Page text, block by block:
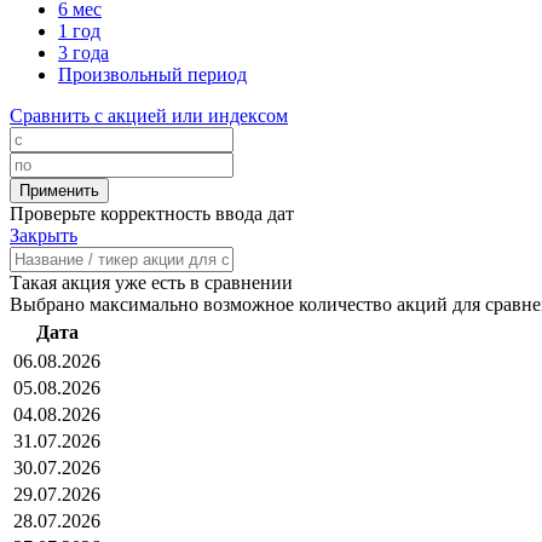
6 мес
1 год
3 года
Произвольный период
Сравнить с акцией или индексом
Проверьте корректность ввода дат
Закрыть
Такая акция уже есть в сравнении
Выбрано максимально возможное количество акций для
Дата
06.08.2026
05.08.2026
04.08.2026
31.07.2026
30.07.2026
29.07.2026
28.07.2026